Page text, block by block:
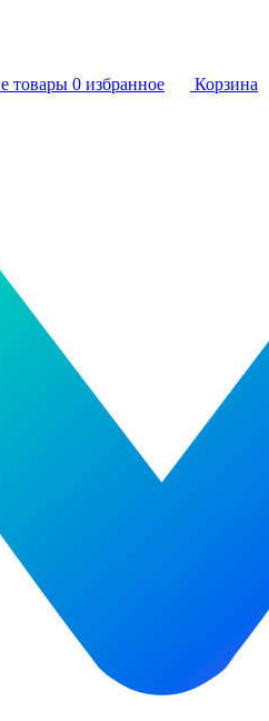
товары 0 избранное
Корзина